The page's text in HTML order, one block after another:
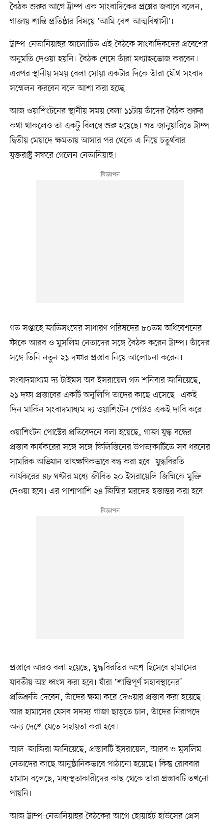
বৈঠক শুরুর আগে ট্রাম্প এক সাংবাদিকের প্রশ্নের জবাবে বলেন,
গাজায় শান্তি প্রতিষ্ঠার বিষয়ে ‘আমি বেশ আত্মবিশ্বাসী'।
ট্রাম্প-নেতানিয়াহুর আলোচিত এই বৈঠকে সাংবাদিকদের প্রবেশের
অনুমতি দেওয়া হয়নি। বৈঠক শেষে তাঁরা মধ্যাহ্নভোজ করবেন।
এরপর স্থানীয় সময় বেলা সোয়া একটার দিকে তাঁরা যৌথ সংবাদ
সম্মেলন করবেন বলে আশা করা হচ্ছে।
আজ ওয়াশিংটনের স্থানীয় সময় বেলা ১১টায় তাঁদের বৈঠক শুরুর
কথা থাকলেও তা একটু বিলম্বে শুরু হয়েছে। গত জানুয়ারিতে ট্রাম্প
দ্বিতীয় মেয়াদে ক্ষমতায় আসার পর থেকে এ নিয়ে চতুর্থবার
যুক্তরাষ্ট্র সফরে গেলেন নেতানিয়াহু।
গত সপ্তাহে জাতিসংঘের সাধারণ পরিষদের ৮০তম অধিবেশনের
ফাঁকে আরব ও মুসলিম নেতাদের সঙ্গে বৈঠক করেন ট্রাম্প। তাঁদের
সঙ্গে তিনি নতুন ২১ দফার প্রস্তাব নিয়ে আলোচনা করেন।
সংবাদমাধ্যম দ্য টাইমস অব ইসরায়েল গত শনিবার জানিয়েছে,
২১ দফা প্রস্তাবের একটি অনুলিপি তাদের কাছে এসেছে। একই
দিন মার্কিন সংবাদমাধ্যম দ্য ওয়াশিংটন পোস্টও একই দাবি করে।
ওয়াশিংটন পোস্টের প্রতিবেদনে বলা হয়েছে, গাজা যুদ্ধ বন্ধের
প্রস্তাব কার্যকরের সঙ্গে সঙ্গে ফিলিস্তিনের উপত্যকাটিতে সব ধরনের
সামরিক অভিযান তাৎক্ষণিকভাবে বন্ধ করা হবে। যুদ্ধবিরতি
কার্যকরের ৪৮ ঘণ্টার মধ্যে জীবিত ২০ ইসরায়েলি জিম্মিকে মুক্তি
দেওয়া হবে। এর পাশাপাশি ২৪ জিম্মির মরদেহ হস্তান্তর করা হবে।
প্রস্তাবে আরও বলা হয়েছে, যুদ্ধবিরতির অংশ হিসেবে হামাসের
যাবতীয় অস্ত্র ধ্বংস করা হবে। যাঁরা ‘শান্তিপূর্ণ সহাবস্থানের’
প্রতিশ্রুতি দেবেন, তাঁদের ক্ষমা করে দেওয়ার প্রস্তাব করা হয়েছে।
আর হামাসের যেসব সদস্য গাজা ছাড়তে চান, তাঁদের নিরাপদে
অন্য দেশে যেতে সহায়তা করা হবে।
আল–জাজিরা জানিয়েছে, প্রস্তাবটি ইসরায়েল, আরব ও মুসলিম
নেতাদের কাছে আনুষ্ঠানিকভাবে পাঠানো হয়েছে। কিন্তু রোববার
হামাস বলেছে, মধ্যস্থতাকারীদের কাছ থেকে তারা প্রস্তাবটি তখনো
পায়নি।
আজ ট্রাম্প-নেতানিয়াহুর বৈঠকের আগে হোয়াইট হাউসের প্রেস